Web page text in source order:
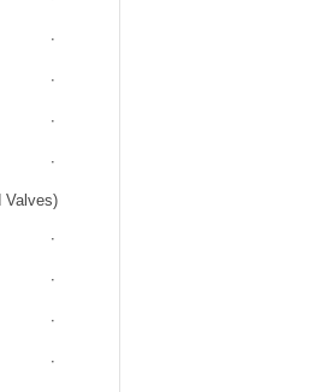
Valves)